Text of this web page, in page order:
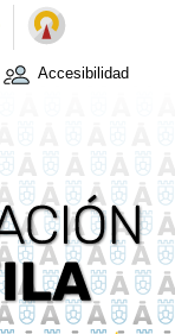
Accesibilidad